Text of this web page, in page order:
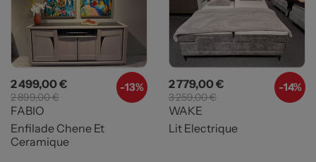
-13%
Prix
2 499,00 € Prix de base
2 899,00 €
FABIO
Enfilade Chene Et
Ceramique
-14%
Prix
2 779,00 € Prix de base
3 259,00 €
WAKE
Lit Electrique